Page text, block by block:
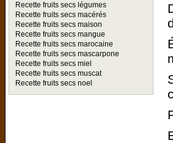
Recette fruits secs légumes
Recette fruits secs macérés
Recette fruits secs maison
Recette fruits secs mangue
Recette fruits secs marocaine
Recette fruits secs mascarpone
Recette fruits secs miel
Recette fruits secs muscat
Recette fruits secs noel